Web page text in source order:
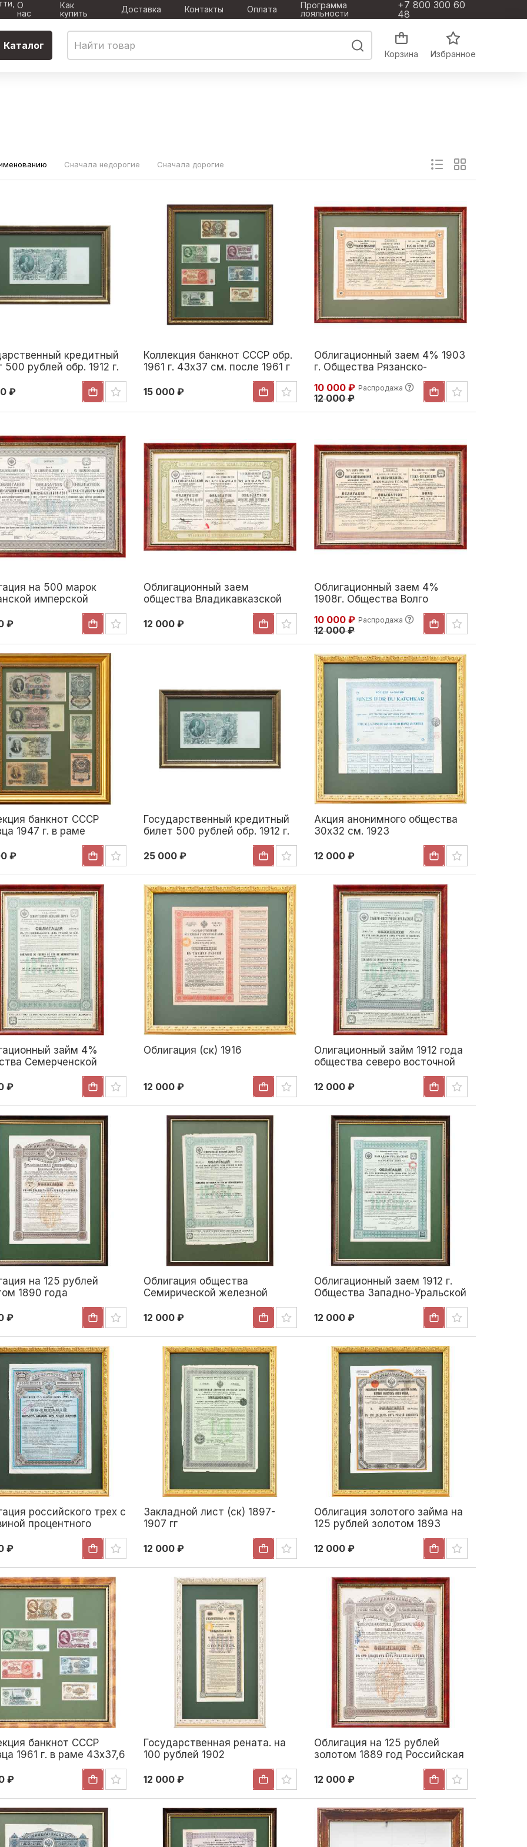
О
нас
Как
купить
Доставка Контакты Оплата
Программа
лояльности
+7 800 300 60
48
Каталог
Корзина Избранное
Сначала недорогие Сначала дорогие
кредитный
500 рублей обр. 1912 г.
см. Россия 1917-1918
₽
Коллекция банкнот СССР обр.
1961 г. 43x37 см. после 1961 г
15 000 ₽
Облигационный заем 4% 1903
г. Общества Рязанско-
Уральской железной дороги
Российская империя 1903
10 000 ₽ Распродажа
12 000 ₽
на 500 марок
имперской
Российская империя
₽
Облигационный заем
общества Владикавказской
железной дороги Российская
империя 1897
12 000 ₽
Облигационный заем 4%
1908г. Общества Волго
Бугульминской железной
дороги
10 000 ₽ Распродажа
12 000 ₽
банкнот СССР
1947 г. в раме
см. СССР 1947-1961 гг
₽
Государственный кредитный
билет 500 рублей обр. 1912 г.
275x128 см. 1917-1918 гг
25 000 ₽
Акция анонимного общества
30x32 см. 1923
12 000 ₽
займ 4%
Семерченской
дороги. Российская
Российская империя
₽
Облигация (ск) 1916
12 000 ₽
Олигационный займ 1912 года
общества северо восточной
Уральской железной дороги
12 000 ₽
на 125 рублей
1890 года
₽
Облигация общества
Семирической железной
дороги Российская империя
1913
12 000 ₽
Облигационный заем 1912 г.
Общества Западно-Уральской
12 000 ₽
российского трех с
процентного
займа в шестьсот
пять рублей
(ск) Россия 1891
₽
Закладной лист (ск) 1897-
1907 гг
12 000 ₽
Облигация золотого займа на
125 рублей золотом 1893
12 000 ₽
банкнот СССР
1961 г. в раме 43x37,6
₽
Государственная рената. на
100 рублей 1902
12 000 ₽
Облигация на 125 рублей
золотом 1889 год Российская
12 000 ₽